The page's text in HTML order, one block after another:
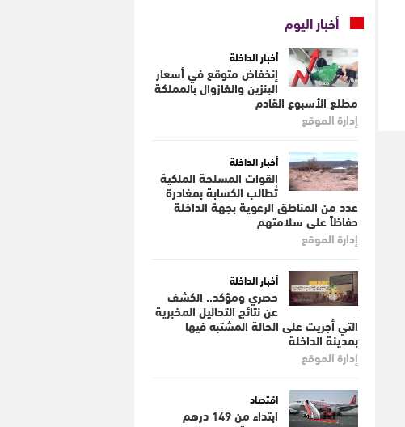
أخبار اليوم
أخبار الداخلة
إنخفاض متوقع في أسعار
البنزين والغازوال بالمملكة
مطلع الأسبوع القادم
إدارة الموقع
أخبار الداخلة
القوات المسلحة الملكية
تُطالب الكسابة بمغادرة
عدد من المناطق الرعوية بجهة الداخلة
حفاظاً على سلامتهم
إدارة الموقع
أخبار الداخلة
حصري ومؤكد.. الكشف
عن نتائج التحاليل المخبرية
التي أجريت على الحالة المشتبه فيها
بمدينة الداخلة
إدارة الموقع
اقتصاد
ابتداء من 149 درهم